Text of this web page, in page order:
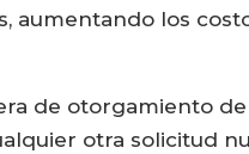
aumentando los
de otorgamiento
otra solicitud